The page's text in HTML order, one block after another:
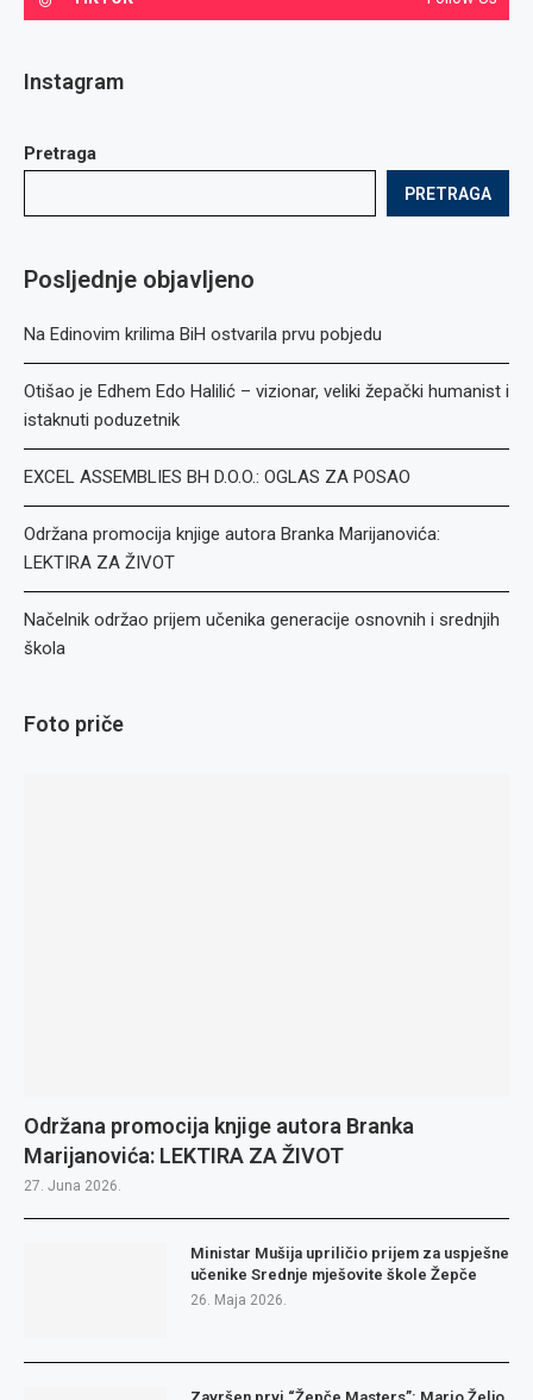
Instagram
Pretraga
PRETRAGA
Posljednje objavljeno
Na Edinovim krilima BiH ostvarila prvu pobjedu
Otišao je Edhem Edo Halilić – vizionar, veliki žepački humanist i
istaknuti poduzetnik
EXCEL ASSEMBLIES BH D.O.O.: OGLAS ZA POSAO
Održana promocija knjige autora Branka Marijanovića:
LEKTIRA ZA ŽIVOT
Načelnik održao prijem učenika generacije osnovnih i srednjih
škola
Foto priče
Održana promocija knjige autora Branka
Marijanovića: LEKTIRA ZA ŽIVOT
27. Juna 2026.
Ministar Mušija upriličio prijem za uspješne
učenike Srednje mješovite škole Žepče
26. Maja 2026.